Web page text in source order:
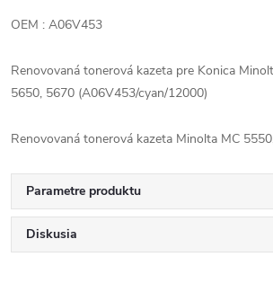
OEM : A06V453
Renovovaná tonerová kazeta pre Konica
5650, 5670 (A06V453/cyan/12000)
Renovovaná tonerová kazeta Minolta MC
Parametre produktu
Diskusia